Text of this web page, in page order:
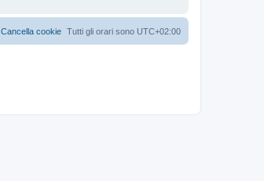
Tutti gli orari sono UTC+02:00
Cancella cookie